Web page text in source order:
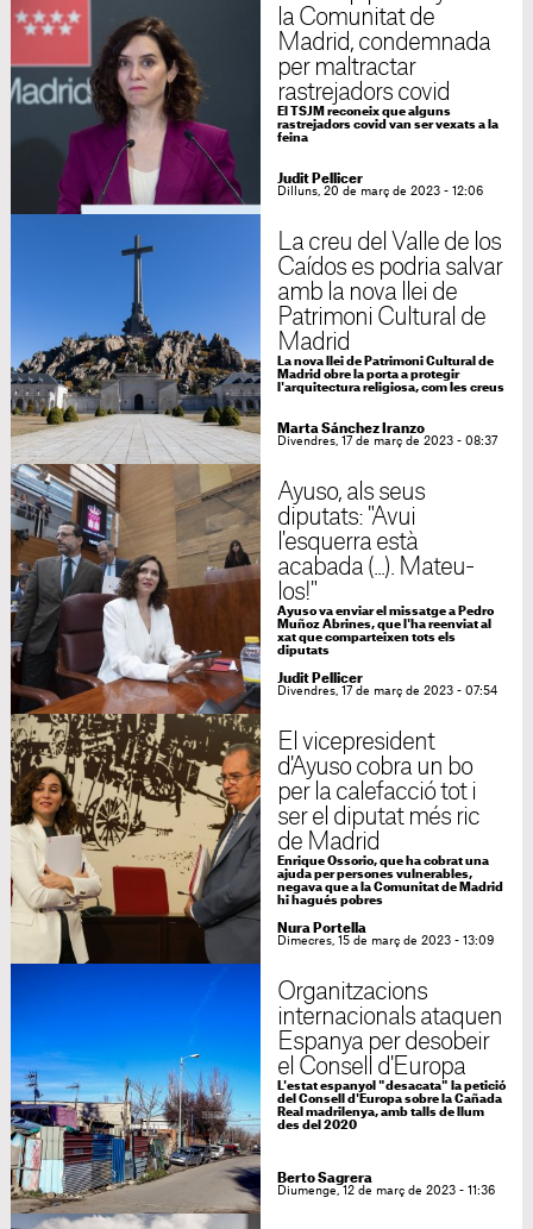
la Comunitat de
Madrid, condemnada
per maltractar
rastrejadors covid
El TSJM reconeix que alguns
rastrejadors covid van ser vexats a la
feina
Judit Pellicer
Dilluns, 20 de març de 2023 - 12:06
La creu del Valle de los
Caídos es podria salvar
amb la nova llei de
Patrimoni Cultural de
Madrid
La nova llei de Patrimoni Cultural de
Madrid obre la porta a protegir
l'arquitectura religiosa, com les creus
Marta Sánchez Iranzo
Divendres, 17 de març de 2023 - 08:37
Ayuso, als seus
diputats: "Avui
l'esquerra està
acabada (...). Mateu-
los!"
Ayuso va enviar el missatge a Pedro
Muñoz Abrines, que l'ha reenviat al
xat que comparteixen tots els
diputats
Judit Pellicer
Divendres, 17 de març de 2023 - 07:54
El vicepresident
d'Ayuso cobra un bo
per la calefacció tot i
ser el diputat més ric
de Madrid
Enrique Ossorio, que ha cobrat una
ajuda per persones vulnerables,
negava que a la Comunitat de Madrid
hi hagués pobres
Nura Portella
Dimecres, 15 de març de 2023 - 13:09
Organitzacions
internacionals ataquen
Espanya per desobeir
el Consell d'Europa
L'estat espanyol "desacata" la petició
del Consell d'Europa sobre la Cañada
Real madrilenya, amb talls de llum
des del 2020
Berto Sagrera
Diumenge, 12 de març de 2023 - 11:36